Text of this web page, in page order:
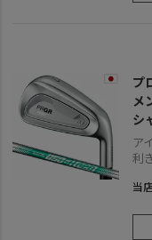
プ
メ
シ
ル
ア
利
当